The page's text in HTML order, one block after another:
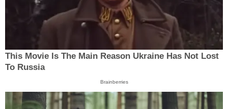
This Movie Is The Main Reason Ukraine Has Not Lost
To Russia
Brainberries